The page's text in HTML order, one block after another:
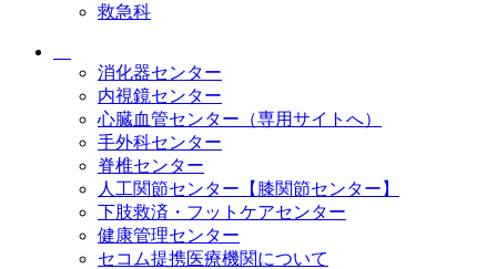
救急科
消化器センター
内視鏡センター
心臓血管センター（専用サイトへ）
手外科センター
脊椎センター
人工関節センター【膝関節センター】
下肢救済・フットケアセンター
健康管理センター
セコム提携医療機関について